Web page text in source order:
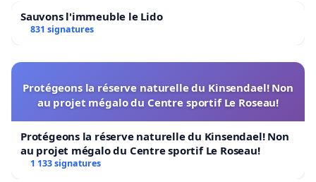
Sauvons l'immeuble le Lido
831 signatures
Protégeons la réserve naturelle du Kinsendael! Non
au projet mégalo du Centre sportif Le Roseau!
Protégeons la réserve naturelle du Kinsendael! Non
au projet mégalo du Centre sportif Le Roseau!
1 133 signatures